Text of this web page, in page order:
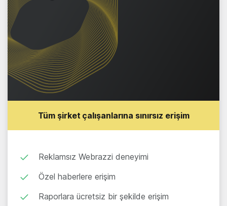
Tüm şirket çalışanlarına sınırsız erişim
Reklamsız Webrazzi deneyimi
Özel haberlere erişim
Raporlara ücretsiz bir şekilde erişim